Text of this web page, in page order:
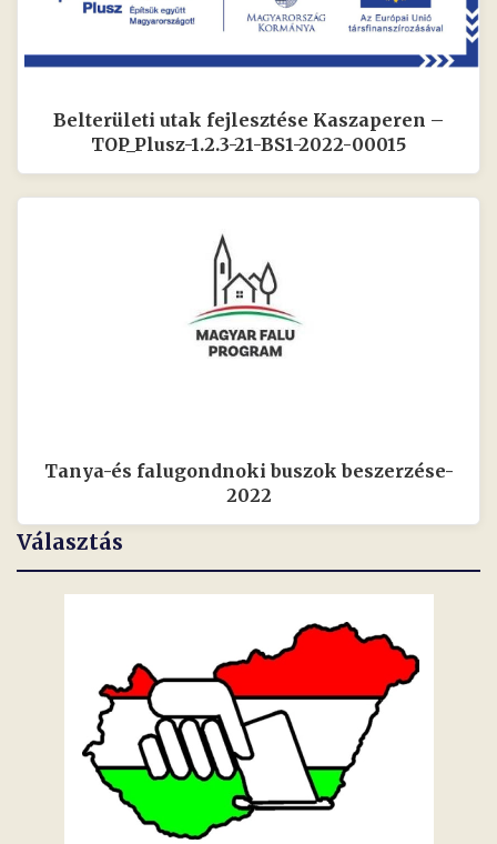
Belterületi utak fejlesztése Kaszaperen –
TOP_Plusz-1.2.3-21-BS1-2022-00015
Tanya-és falugondnoki buszok beszerzése-
2022
Választás